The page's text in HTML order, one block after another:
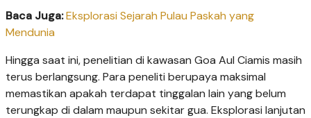
Baca Juga:Eksplorasi Sejarah Pulau Paskah yang
Mendunia
Hingga saat ini, penelitian di kawasan Goa Aul Ciamis masih
terus berlangsung. Para peneliti berupaya maksimal
memastikan apakah terdapat tinggalan lain yang belum
terungkap di dalam maupun sekitar gua. Eksplorasi lanjutan